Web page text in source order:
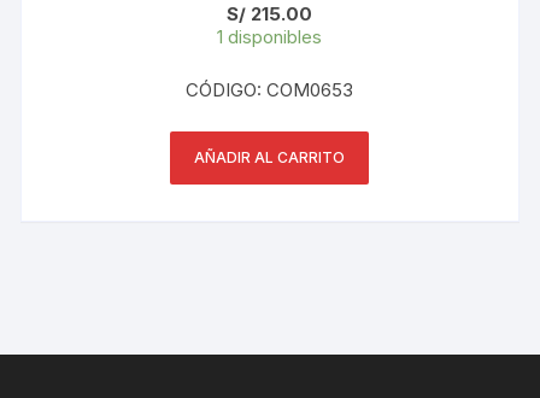
S/ 215.00
1 disponibles
CÓDIGO: COM0653
AÑADIR AL CARRITO